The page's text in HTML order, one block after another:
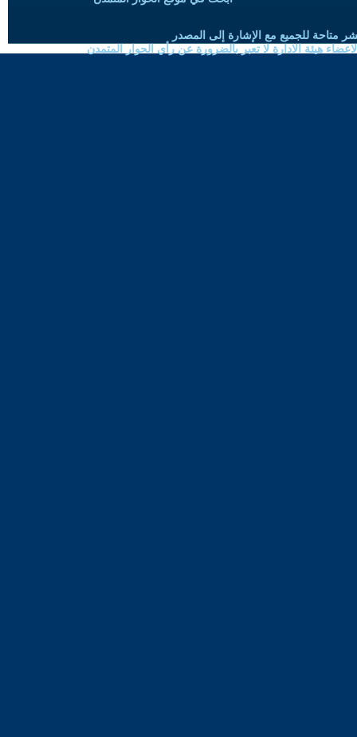
متاحة للجميع مع الإشارة إلى المصدر
هيئة الادارة لا تعبر بالضرورة عن رأي الحوار المتمدن